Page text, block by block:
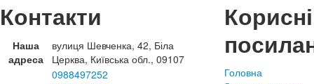
Контакти
Наша
адреса
вулиця Шевченка, 42, Біла
Церква, Київська обл., 09107
0988497252
Корисні
Головна